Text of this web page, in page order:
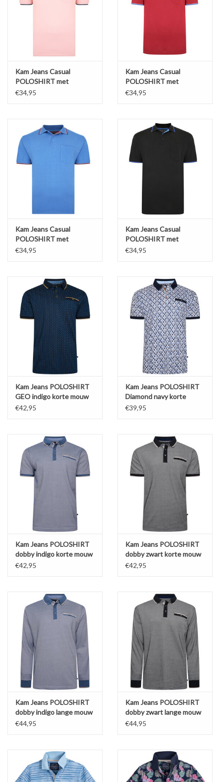
Kam Jeans Casual
POLOSHIRT met
borstzak roze met zwart
€34,95
Kam Jeans Casual
POLOSHIRT met
borstzak bordeaux met
€34,95
Kam Jeans Casual
POLOSHIRT met
borstzak zwart met
€34,95
Kam Jeans Casual
POLOSHIRT met
borstzak zwart met blauw
€34,95
Kam Jeans POLOSHIRT
GEO indigo korte mouw
€42,95
Kam Jeans POLOSHIRT
Diamond navy korte
mouw
€39,95
Kam Jeans POLOSHIRT
dobby indigo korte mouw
€42,95
Kam Jeans POLOSHIRT
dobby zwart korte mouw
€42,95
Kam Jeans POLOSHIRT
dobby indigo lange mouw
€44,95
Kam Jeans POLOSHIRT
dobby zwart lange mouw
€44,95